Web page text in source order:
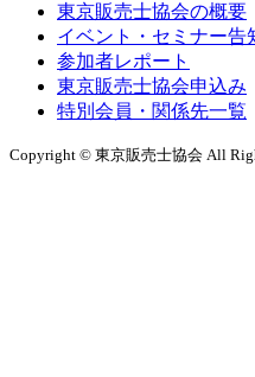
東京販売士協会の概要
イベント・セミナー告
参加者レポート
東京販売士協会申込み
特別会員・関係先一覧
Copyright © 東京販売士協会 All